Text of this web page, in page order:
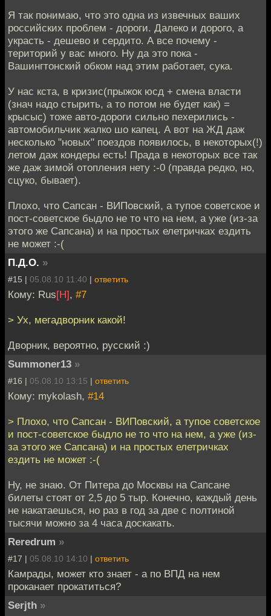
Я так понимаю, что это одна из извечных ваших
российских проблем - дороги. Далеко и дорого, а
украсть - дешево и сердито. А все почему -
територий у вас много. Ну да это пока -
Вашингтонский обком над этим работает, сука.
У нас кста, в кризис(прыжок юсд + смена власти
(знач надо стырить, а то потом не будет как) =
крысыс) тоже авто-дороги сильно пехерились -
автомобильчик жалко шо капец. А вот на ЖД даж
несколько "новых" поездов появилось, в некоторых(!)
летом даж кондеры есть! Прада в некоторых все так
же даж зимой отопления нету :-0 (правда редко, но,
сцуко, бывает).
Плохо, что Сапсан - ВИПовский, а тупое советское и
пост-советское быдло не то что на нем, а уже (из-за
этого же Сапсана) и на простых елетричках ездить
не может :-(
П.Д.О. »
#15 | 05.08.10 11:40 | ответить
Кому: Rus[H], #7
> Ух, мегадворник какой!
Дворник, вероятно, русский :)
Summoner13 »
#16 | 05.08.10 13:15 | ответить
Кому: mykolash, #14
> Плохо, что Сапсан - ВИПовский, а тупое советское
и пост-советское быдло не то что на нем, а уже (из-
за этого же Сапсана) и на простых елетричках
ездить не может :-(
Ну, не знаю. От Питера до Москвы на Сапсане
билеты стоят от 2,5 до 5 тыр. Конечно, каждый день
не накатаешься, но раз в год за две с полтиной
тысячи можно за 4 часа доскакать.
Reredrum »
#17 | 05.08.10 14:10 | ответить
Камрады, может кто знает - а по ВПД на нем
проканает прокатиться?
Serjth »